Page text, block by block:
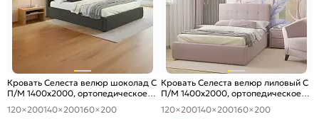
Кровать Селеста велюр шоколад С
П/М 1400x2000, ортопедическое
основание, изголовье мягкое
120×200140×200160×200
Кровать Селеста велюр лиловый С
П/М 1400x2000, ортопедическое
основание, изголовье мягкое
120×200140×200160×200